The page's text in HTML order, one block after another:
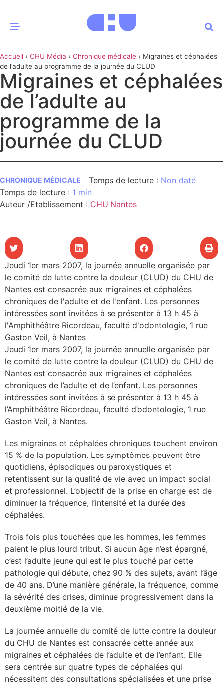
MOMENT
Innovation
& patrimoine Patient
nous
des CHU
articles
santé
santé
au CHU
& patrimoine
écologique
CONNECTÉ
Accueil › CHU Média › Chronique médicale › Migraines et céphalées
de l’adulte au programme de la journée du CLUD
Migraines et céphalées
de l’adulte au
programme de la
journée du CLUD
CHRONIQUE MÉDICALE
Non daté
1 min
Auteur /Etablissement : CHU Nantes
Jeudi 1er mars 2007, la journée annuelle organisée par
le comité de lutte contre la douleur (CLUD) du CHU de
Nantes est consacrée aux migraines et céphalées
chroniques de l'adulte et de l'enfant. Les personnes
intéressées sont invitées à se présenter à 13 h 45 à
l'Amphithéâtre Ricordeau, faculté d'odontologie, 1 rue
Gaston Veil, à Nantes
Jeudi 1er mars 2007, la journée annuelle organisée par
le comité de lutte contre la douleur (CLUD) du CHU de
Nantes est consacrée aux migraines et céphalées
chroniques de l’adulte et de l’enfant. Les personnes
intéressées sont invitées à se présenter à 13 h 45 à
l’Amphithéâtre Ricordeau, faculté d’odontologie, 1 rue
Gaston Veil, à Nantes.
Les migraines et céphalées chroniques touchent environ
15 % de la population. Les symptômes peuvent être
quotidiens, épisodiques ou paroxystiques et
retentissent sur la qualité de vie avec un impact social
et professionnel. L’objectif de la prise en charge est de
diminuer la fréquence, l’intensité et la durée des
céphalées.
Trois fois plus touchées que les hommes, les femmes
paient le plus lourd tribut. Si aucun âge n’est épargné,
c’est l’adulte jeune qui est le plus touché par cette
pathologie qui débute, chez 90 % des sujets, avant l’âge
de 40 ans. D’une manière générale, la fréquence, comme
la sévérité des crises, diminue progressivement dans la
deuxième moitié de la vie.
La journée annuelle du comité de lutte contre la douleur
du CHU de Nantes est consacrée cette année aux
migraines et céphalées de l’adulte et de l’enfant. Elle
sera centrée sur quatre types de céphalées qui
nécessitent des consultations spécialisées et une prise